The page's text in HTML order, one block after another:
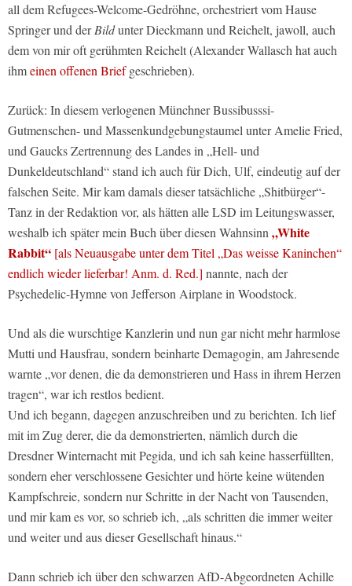
all dem Refugees-Welcome-Gedröhne, orchestriert vom Hause
Springer und derBildunter Dieckmann und Reichelt, jawoll, auch
dem von mir oft gerühmten Reichelt (Alexander Wallasch hat auch
ihmeinen offenen Briefgeschrieben).
Zurück: In diesem verlogenen Münchner Bussibusssi-
Gutmenschen- und Massenkundgebungstaumel unter Amelie Fried,
und Gaucks Zertrennung des Landes in „Hell- und
Dunkeldeutschland“ stand ich auch für Dich, Ulf, eindeutig auf der
falschen Seite. Mir kam damals dieser tatsächliche „Shitbürger“-
Tanz in der Redaktion vor, als hätten alle LSD im Leitungswasser,
weshalb ich später mein Buch über diesen Wahnsinn „White
Rabbit“ [als Neuausgabe unter dem Titel „Das weisse Kaninchen“
endlich wieder lieferbar! Anm. d. Red.] nannte, nach der
Psychedelic-Hymne von Jefferson Airplane in Woodstock.
Und als die wurschtige Kanzlerin und nun gar nicht mehr harmlose
Mutti und Hausfrau, sondern beinharte Demagogin, am Jahresende
warnte „vor denen, die da demonstrieren und Hass in ihrem Herzen
tragen“, war ich restlos bedient.
Und ich begann, dagegen anzuschreiben und zu berichten. Ich lief
mit im Zug derer, die da demonstrierten, nämlich durch die
Dresdner Winternacht mit Pegida, und ich sah keine hasserfüllten,
sondern eher verschlossene Gesichter und hörte keine wütenden
Kampfschreie, sondern nur Schritte in der Nacht von Tausenden,
und mir kam es vor, so schrieb ich, „als schritten die immer weiter
und weiter und aus dieser Gesellschaft hinaus.“
Dann schrieb ich über den schwarzen AfD-Abgeordneten Achille